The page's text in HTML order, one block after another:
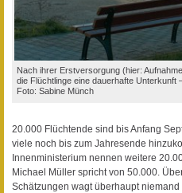
Nach ihrer Erstversorgung (hier:
die Flüchtlinge eine dauerhafte Unterkunft
Foto: Sabine Münch
20.000 Flüchtende sind bis Anfang
viele noch bis zum Jahresende
Innenministerium nennen weitere
Michael Müller spricht von 50.000.
Schätzungen wagt überhaupt